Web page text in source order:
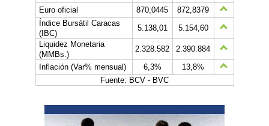
Euro oficial
870,0445
872,8379
Índice Bursátil Caracas
(IBC)
5.138,01
5.154,60
Liquidez Monetaria
(MMBs.)
2.328.582
2.390.884
Inflación (Var% mensual)
6,3%
13,8%
Fuente: BCV - BVC